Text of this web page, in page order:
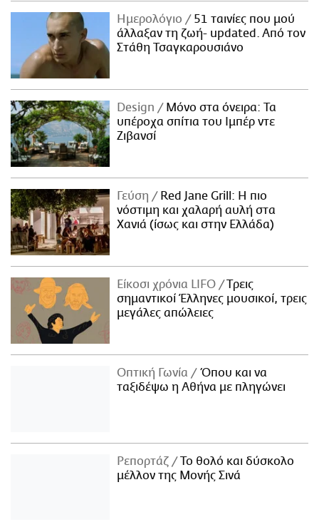
ΑΜΠΑ
Ημερολόγιο
51 ταινίες που μού
άλλαξαν τη ζωή- updated. Aπό τον
Στάθη Τσαγκαρουσιάνο
Design
Μόνο στα όνειρα: Τα
υπέροχα σπίτια του Ιμπέρ ντε
Ζιβανσί
Γεύση
Red Jane Grill: Η πιο
νόστιμη και χαλαρή αυλή στα
Χανιά (ίσως και στην Ελλάδα)
Είκοσι χρόνια LIFO
Tρεις
σημαντικοί Έλληνες μουσικοί, τρεις
μεγάλες απώλειες
Οπτική Γωνία
Όπου και να
ταξιδέψω η Αθήνα με πληγώνει
Ρεπορτάζ
Το θολό και δύσκολο
μέλλον της Μονής Σινά